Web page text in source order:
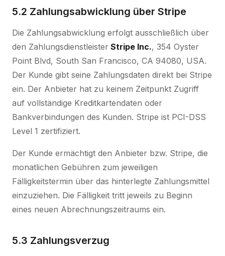
5.2 Zahlungsabwicklung über Stripe
Die Zahlungsabwicklung erfolgt ausschließlich über
den Zahlungsdienstleister Stripe Inc., 354 Oyster
Point Blvd, South San Francisco, CA 94080, USA.
Der Kunde gibt seine Zahlungsdaten direkt bei Stripe
ein. Der Anbieter hat zu keinem Zeitpunkt Zugriff
auf vollständige Kreditkartendaten oder
Bankverbindungen des Kunden. Stripe ist PCI-DSS
Level 1 zertifiziert.
Der Kunde ermächtigt den Anbieter bzw. Stripe, die
monatlichen Gebühren zum jeweiligen
Fälligkeitstermin über das hinterlegte Zahlungsmittel
einzuziehen. Die Fälligkeit tritt jeweils zu Beginn
eines neuen Abrechnungszeitraums ein.
5.3 Zahlungsverzug